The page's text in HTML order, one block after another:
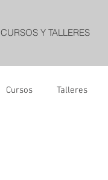
CURSOS Y TALLERES
Cursos Talleres